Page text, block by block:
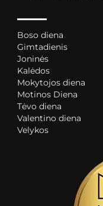
Boso diena
Gimtadienis
Joninės
Kalėdos
Mokytojos diena
Motinos Diena
Tėvo diena
Valentino diena
Velykos